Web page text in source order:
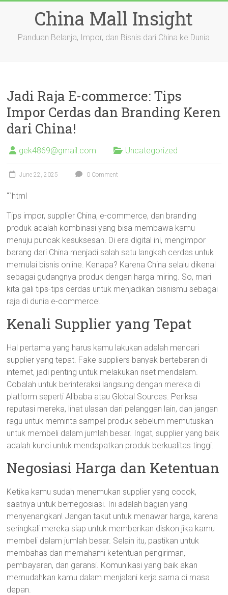
China Mall Insight
Panduan Belanja, Impor, dan Bisnis dari China ke Dunia
Jadi Raja E-commerce: Tips
Impor Cerdas dan Branding Keren
dari China!
gek4869@gmail.com Uncategorized
June 22, 2025 0 Comment
“`html
Tips impor, supplier China, e-commerce, dan branding
produk adalah kombinasi yang bisa membawa kamu
menuju puncak kesuksesan. Di era digital ini, mengimpor
barang dari China menjadi salah satu langkah cerdas untuk
memulai bisnis online. Kenapa? Karena China selalu dikenal
sebagai gudangnya produk dengan harga miring. So, mari
kita gali tips-tips cerdas untuk menjadikan bisnismu sebagai
raja di dunia e-commerce!
Kenali Supplier yang Tepat
Hal pertama yang harus kamu lakukan adalah mencari
supplier yang tepat. Fake suppliers banyak bertebaran di
internet, jadi penting untuk melakukan riset mendalam.
Cobalah untuk berinteraksi langsung dengan mereka di
platform seperti Alibaba atau Global Sources. Periksa
reputasi mereka, lihat ulasan dari pelanggan lain, dan jangan
ragu untuk meminta sampel produk sebelum memutuskan
untuk membeli dalam jumlah besar. Ingat, supplier yang baik
adalah kunci untuk mendapatkan produk berkualitas tinggi.
Negosiasi Harga dan Ketentuan
Ketika kamu sudah menemukan supplier yang cocok,
saatnya untuk bernegosiasi. Ini adalah bagian yang
menyenangkan! Jangan takut untuk menawar harga, karena
seringkali mereka siap untuk memberikan diskon jika kamu
membeli dalam jumlah besar. Selain itu, pastikan untuk
membahas dan memahami ketentuan pengiriman,
pembayaran, dan garansi. Komunikasi yang baik akan
memudahkan kamu dalam menjalani kerja sama di masa
depan.